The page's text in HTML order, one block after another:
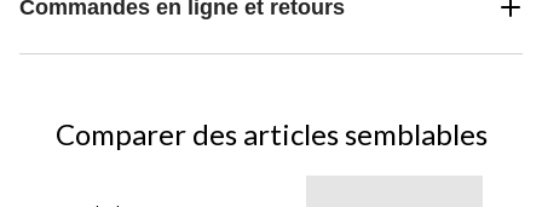
Commandes en ligne et retours
Comparer des articles semblables